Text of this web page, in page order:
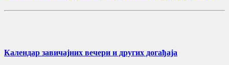
Календар завичајних вечери и других догађаја